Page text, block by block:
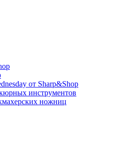
от Sharp&Shop
инструментов
ножниц